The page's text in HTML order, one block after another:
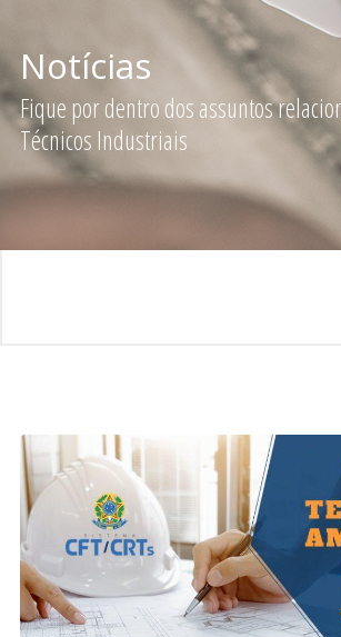
Notícias
Fique por dentro dos assuntos
Técnicos Industriais